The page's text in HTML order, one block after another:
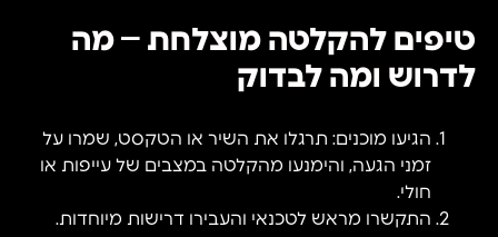
טיפים להקלטה מוצלחת – מה
לדרוש ומה לבדוק
הגיעו מוכנים: תרגלו את השיר או הטקסט, שמרו על
זמני הגעה, והימנעו מהקלטה במצבים של עייפות או
חולי.
התקשרו מראש לטכנאי והעבירו דרישות מיוחדות.